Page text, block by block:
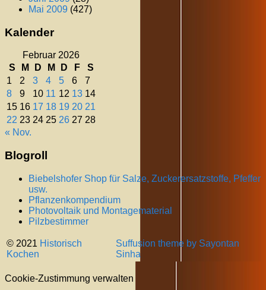
Mai 2009 (427)
Kalender
Februar 2026
S
M D M D F
S
1
2 3 4 5 6
7
8
9 10 11 12 13 14
15 16 17 18 19 20 21
22 23 24 25 26 27 28
« Nov.
Blogroll
Biebelshofer Shop für Salze, Zuckerersatzstoffe, Pfeffer
usw.
Pflanzenkompendium
Photovoltaik und Montagematerial
Pilzbestimmer
© 2021 Historisch
Kochen
Suffusion theme by Sayontan
Sinha
Cookie-Zustimmung verwalten